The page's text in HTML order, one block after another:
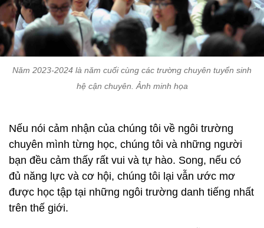
Năm 2023-2024 là năm cuối cùng các trường chuyên tuyển sinh
hệ cận chuyên. Ảnh minh họa
Nếu nói cảm nhận của chúng tôi về ngôi trường
chuyên mình từng học, chúng tôi và những người
bạn đều cảm thấy rất vui và tự hào. Song, nếu có
đủ năng lực và cơ hội, chúng tôi lại vẫn ước mơ
được học tập tại những ngôi trường danh tiếng nhất
trên thế giới.